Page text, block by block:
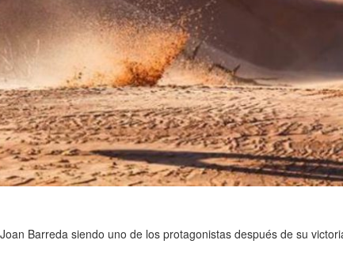
Barreda siendo uno de los protagonistas después de su